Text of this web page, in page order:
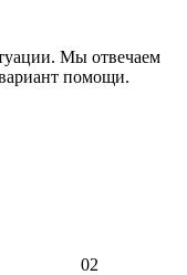
Мы отвечаем
помощи.
02